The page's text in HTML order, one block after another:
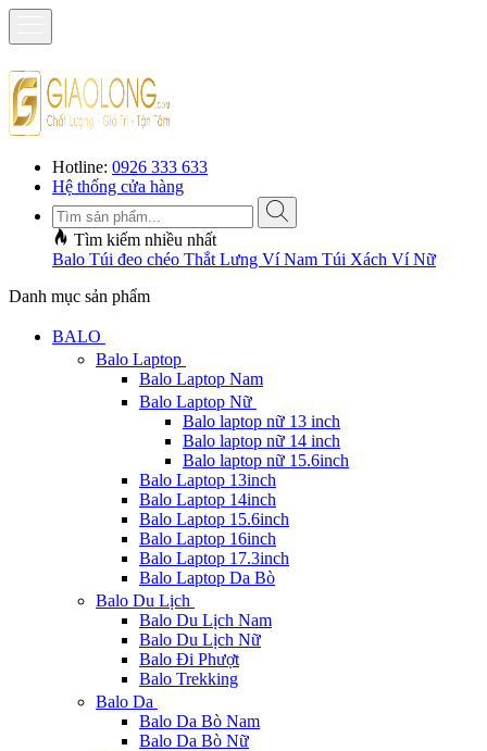
Hotline: 0926 333 633
Hệ thống cửa hàng
Tìm kiếm nhiều nhất
Balo Túi đeo chéo Thắt Lưng Ví Nam Túi Xách Ví Nữ
Danh mục sản phẩm
BALO
Balo Laptop
Balo Laptop Nam
Balo Laptop Nữ
Balo laptop nữ 13 inch
Balo laptop nữ 14 inch
Balo laptop nữ 15.6inch
Balo Laptop 13inch
Balo Laptop 14inch
Balo Laptop 15.6inch
Balo Laptop 16inch
Balo Laptop 17.3inch
Balo Laptop Da Bò
Balo Du Lịch
Balo Du Lịch Nam
Balo Du Lịch Nữ
Balo Đi Phượt
Balo Trekking
Balo Da
Balo Da Bò Nam
Balo Da Bò Nữ